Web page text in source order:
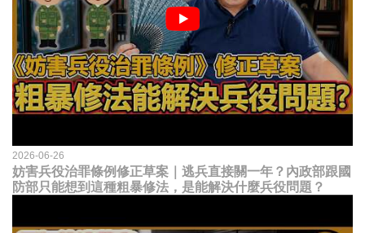
2026-06-26
妨害兵役治罪條例修正草案｜逃兵直接關一年？內政部跟國
防部只能想到這種粗暴修法，是能解決什麼兵役問題？